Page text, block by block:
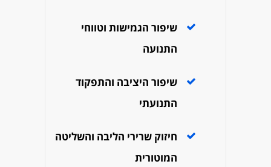
שיפור הגמישות וטווחי
התנועה
שיפור היציבה והתפקוד
התנועתי
חיזוק שרירי הליבה והשליטה
המוטורית